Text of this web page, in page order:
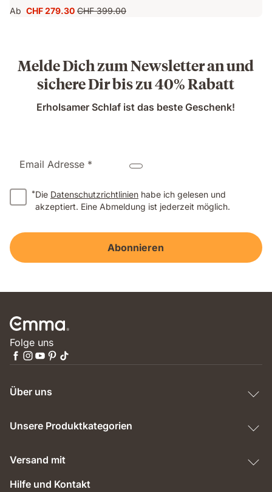
Ab Preis
CHF 279.30 Ursprünglicher
CHF 399.00
Melde Dich zum Newsletter an und
sichere Dir bis zu 40% Rabatt
Erholsamer Schlaf ist das beste Geschenk!
Email Adresse *
*Die Datenschutzrichtlinien habe ich gelesen und
akzeptiert. Eine Abmeldung ist jederzeit möglich.
Abonnieren
Folge uns
Über uns
Unsere Produktkategorien
Versand mit
Hilfe und Kontakt